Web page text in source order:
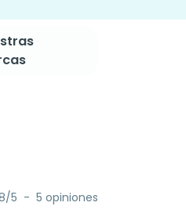
/5 - 5 opiniones